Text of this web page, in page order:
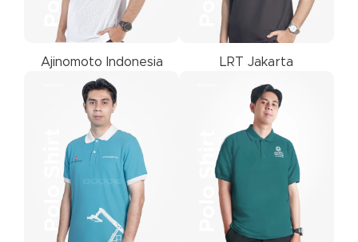
Ajinomoto Indonesia LRT Jakarta